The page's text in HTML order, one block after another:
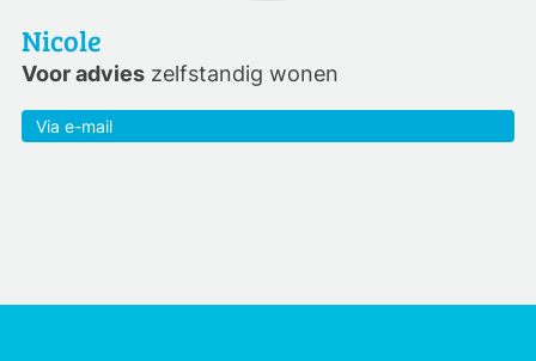
Nicole
Voor advieszelfstandig wonen
Via e-mail